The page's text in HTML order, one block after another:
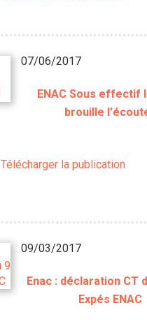
07/06/2017
ENAC Sous effectif
brouille
Télécharger la publication
09/03/2017
Enac : déclaration CT
Expés ENAC